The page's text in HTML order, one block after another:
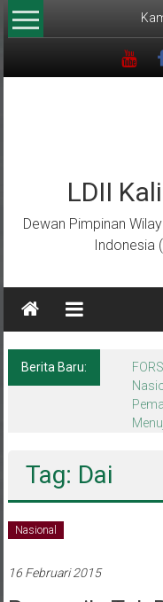
Lompat
ke
LDII
Dewan Pimpinan
Indonesia
Berita Baru:
di